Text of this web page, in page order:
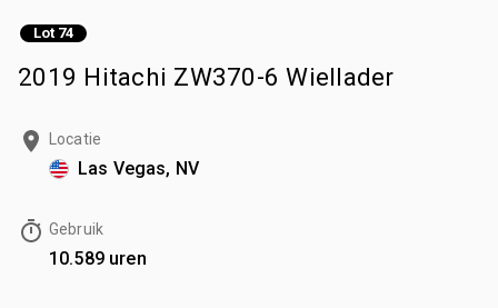
Lot 74
2019 Hitachi ZW370-6 Wiellader
Locatie
Las Vegas, NV
Gebruik
10.589 uren